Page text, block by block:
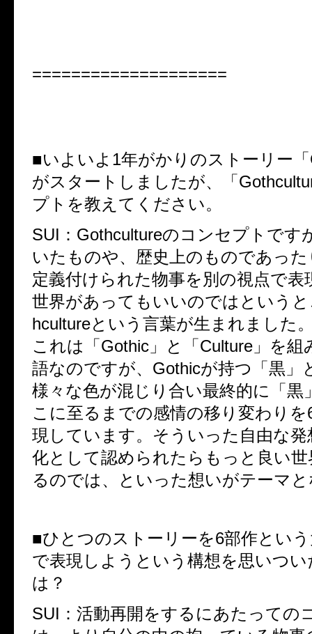
====================
■いよいよ1年がかりのストーリー
がスタートしましたが、「
プトを教えてください。
SUI：Gothcultureのコンセプトです
いたものや、歴史上のものであっ
定義付けられた物事を別の視点で表
世界があってもいいのではという
hcultureという言葉が生まれました
これは「Gothic」と「Culture」を組
語なのですが、Gothicが持つ「黒」
様々な色が混じり合い最終的に「黒
こに至るまでの感情の移り変わりを
現しています。そういった自由な発
化として認められたらもっと良い世
るのでは、といった想いがテーマ
■ひとつのストーリーを6部作とい
で表現しようという構想を思いつ
は？
SUI：活動再開をするにあたっての